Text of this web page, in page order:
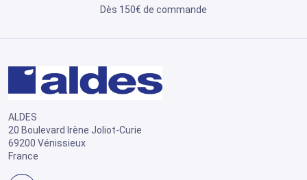
Dès 150€ de commande
ALDES
20 Boulevard Irène Joliot-Curie
69200 Vénissieux
France